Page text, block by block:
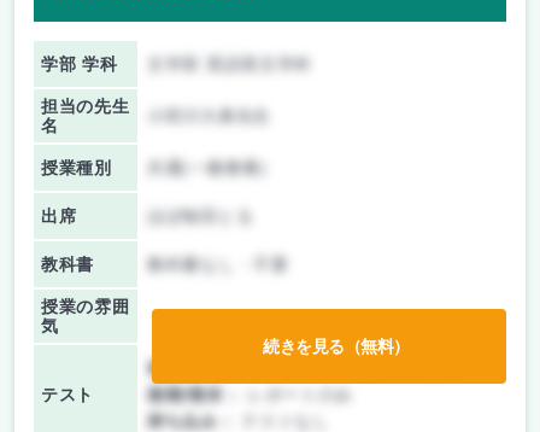
学部 学科
担当の先生
名
授業種別 共通(一般教養)
出席 ほぼ毎回とる
教科書 教科書なし・不要
授業の雰囲
気
テスト
前期/中間：
後期/期末：
持ち込み：
続きを見る（無料）